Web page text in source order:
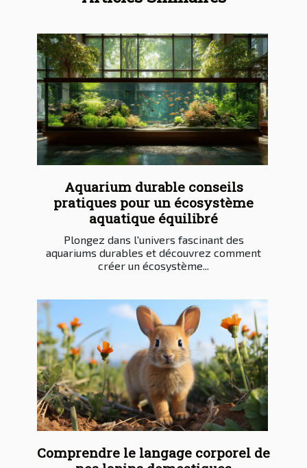
Aquarium durable conseils
pratiques pour un écosystème
aquatique équilibré
Plongez dans l'univers fascinant des
aquariums durables et découvrez comment
créer un écosystème...
Comprendre le langage corporel de